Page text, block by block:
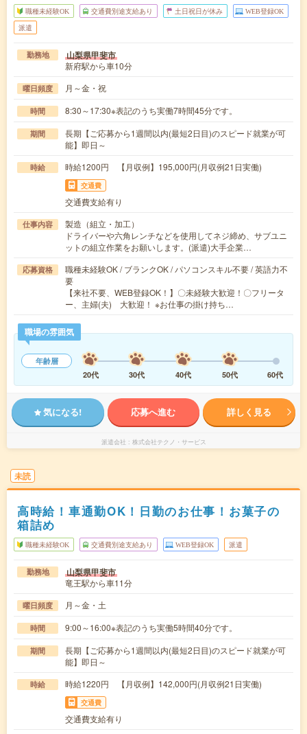
職種未経験OK 交通費別途支給あり 土日祝日が休み WEB登録OK
派遣
勤務地 山梨県甲斐市
新府駅から車10分
曜日頻度 月～金・祝
時間 8:30～17:30※表記のうち実働7時間45分です。
期間
長期【ご応募から1週間以内(最短2日目)のスピード就業が可
能】即日～
時給 時給1200円 【月収例】195,000円(月収例21日実働)
交通費
交通費支給有り
仕事内容
製造（組立・加工）
ドライバーや六角レンチなどを使用してネジ締め、サブユニ
ットの組立作業をお願いします。(派遣)大手企業…
応募資格
職種未経験OK / ブランクOK / パソコンスキル不要 / 英語力不
要
【来社不要、WEB登録OK！】〇未経験大歓迎！〇フリータ
ー、主婦(夫) 大歓迎！ ※お仕事の掛け持ち…
職場の雰囲気
年齢層
20代
30代 40代 50代 60代
気になる! 応募へ進む 詳しく見る
派遣会社 株式会社テクノ・サービス
未読
高時給！車通勤OK！日勤のお仕事！お菓子の
箱詰め
職種未経験OK 交通費別途支給あり WEB登録OK 派遣
勤務地 山梨県甲斐市
竜王駅から車11分
曜日頻度 月～金・土
時間 9:00～16:00※表記のうち実働5時間40分です。
期間
長期【ご応募から1週間以内(最短2日目)のスピード就業が可
能】即日～
時給 時給1220円 【月収例】142,000円(月収例21日実働)
交通費
交通費支給有り